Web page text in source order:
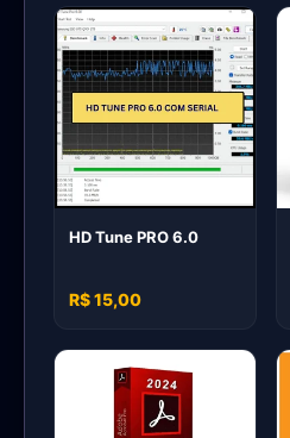
HD Tune PRO 6.0
R$ 15,00